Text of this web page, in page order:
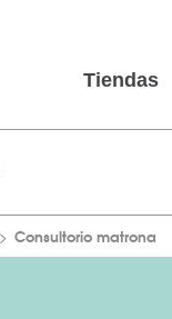
Tiendas
Consultorio matrona